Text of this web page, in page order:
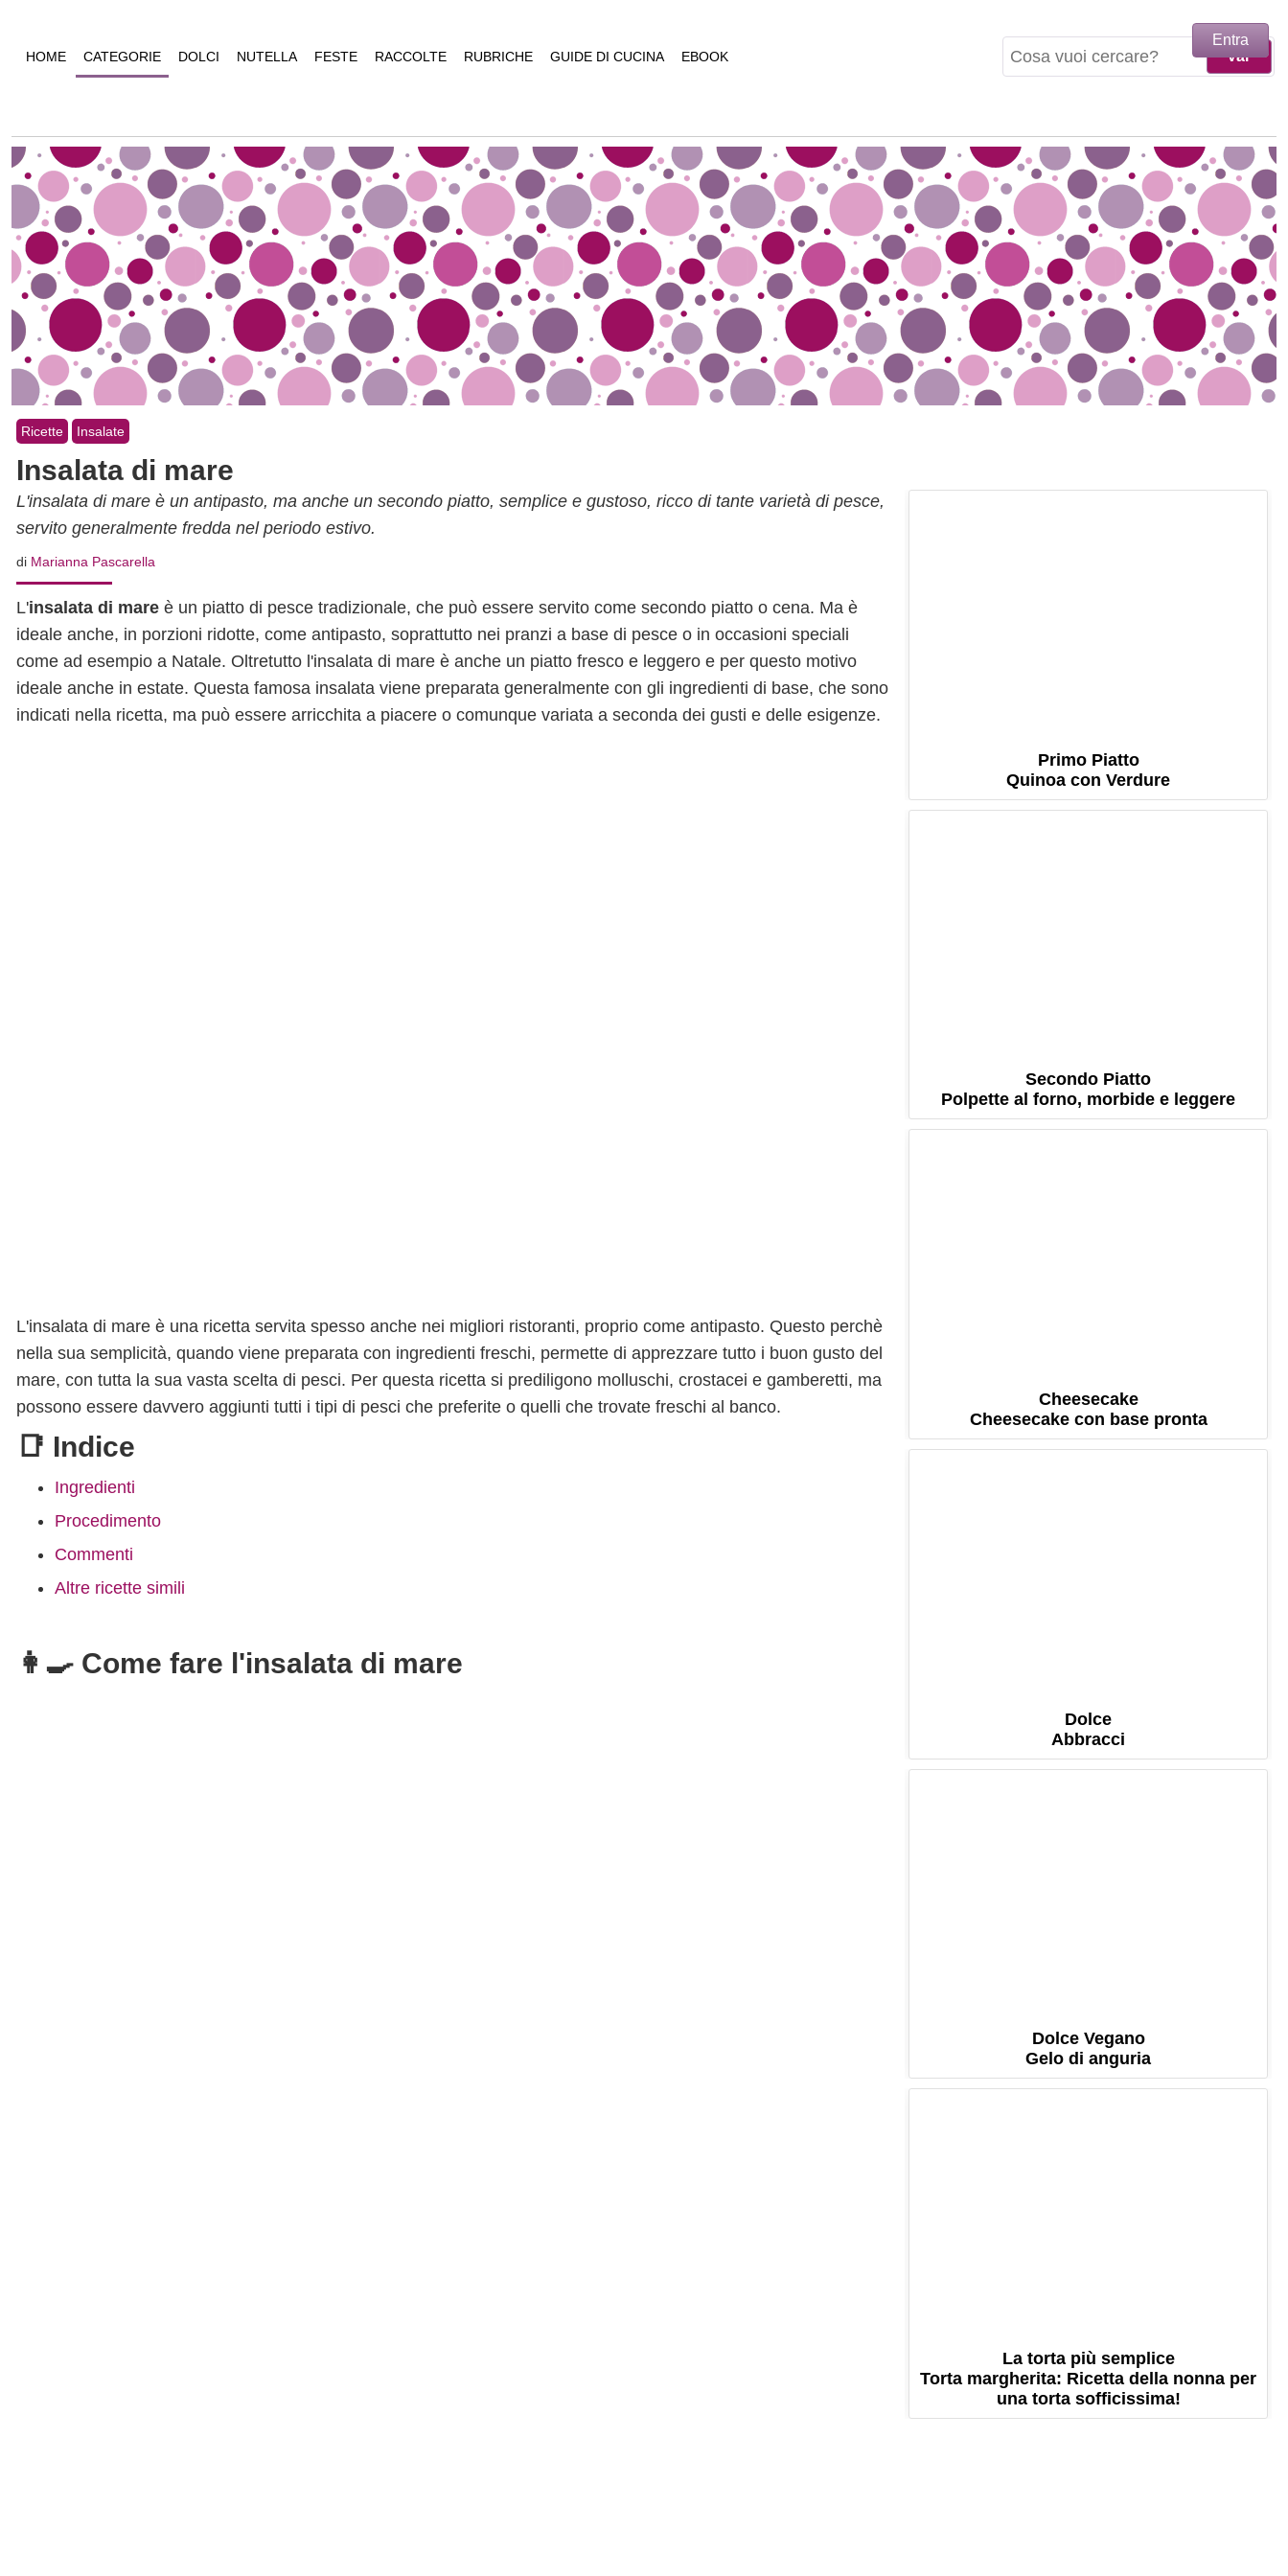
HOME CATEGORIE DOLCI NUTELLA FESTE RACCOLTE RUBRICHE GUIDE DI CUCINA EBOOK
Ricette Insalate
Insalata di mare
L'insalata di mare è un antipasto, ma anche un secondo piatto, semplice e gustoso, ricco di tante varietà di pesce,
servito generalmente fredda nel periodo estivo.
di Marianna Pascarella
L'insalata di mare è un piatto di pesce tradizionale, che può essere servito come secondo piatto o cena. Ma è
ideale anche, in porzioni ridotte, come antipasto, soprattutto nei pranzi a base di pesce o in occasioni speciali
come ad esempio a Natale. Oltretutto l'insalata di mare è anche un piatto fresco e leggero e per questo motivo
ideale anche in estate. Questa famosa insalata viene preparata generalmente con gli ingredienti di base, che sono
indicati nella ricetta, ma può essere arricchita a piacere o comunque variata a seconda dei gusti e delle esigenze.
L'insalata di mare è una ricetta servita spesso anche nei migliori ristoranti, proprio come antipasto. Questo perchè
nella sua semplicità, quando viene preparata con ingredienti freschi, permette di apprezzare tutto i buon gusto del
mare, con tutta la sua vasta scelta di pesci. Per questa ricetta si prediligono molluschi, crostacei e gamberetti, ma
possono essere davvero aggiunti tutti i tipi di pesci che preferite o quelli che trovate freschi al banco.
📑 Indice
Ingredienti
Procedimento
Commenti
Altre ricette simili
👩‍🍳 Come fare l'insalata di mare
Primo Piatto
Quinoa con Verdure
Secondo Piatto
Polpette al forno, morbide e leggere
Cheesecake
Cheesecake con base pronta
Dolce
Abbracci
Dolce Vegano
Gelo di anguria
La torta più semplice
Torta margherita: Ricetta della nonna per
una torta sofficissima!
Entra